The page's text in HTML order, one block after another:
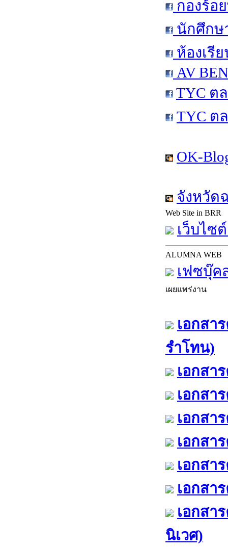
กองร้อ
นักศึกษ
ห้องเรี
AV
TYC ต
TYC ต
OK-
จังหวัด
Web Site in BRR
เว็บไซ
ALUMNA WEB
เฟซบุ๊ค
เผยแพร่งาน
เอกสา
รำโทน)
เอกสา
เอกสา
เอกสา
เอกสา
เอกสา
เอกสา
เอกสา
นิเวศ)